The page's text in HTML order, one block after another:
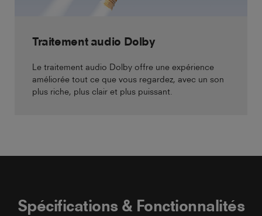
Traitement audio Dolby
Le traitement audio Dolby offre une expérience
améliorée tout ce que vous regardez, avec un son
plus riche, plus clair et plus puissant.
Spécifications & Fonctionnalités